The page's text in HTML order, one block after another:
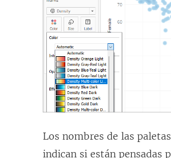
Los nombres de las
indican si están pensadas